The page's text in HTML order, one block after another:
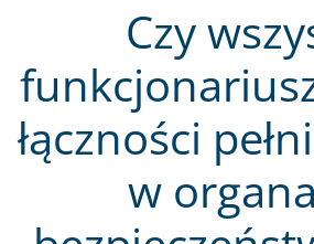
Czy
łączności
w